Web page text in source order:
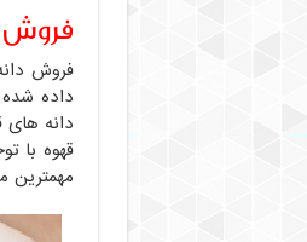
فروش
داده
دانه
قهوه با
مهمترین